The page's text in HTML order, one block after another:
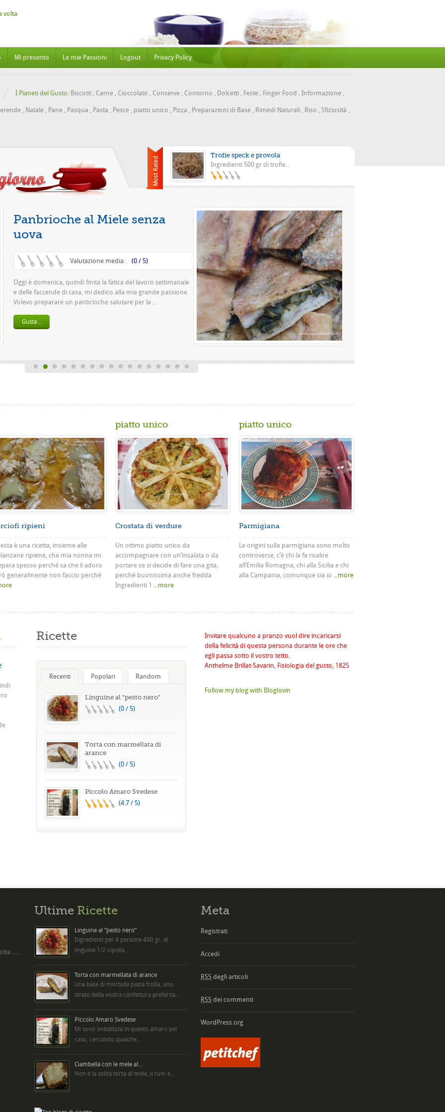
Mi presento Le mie Passioni Logout Privacy Policy
I Pianeti del Gusto: Biscotti , Carne , Cioccolato , Conserve , Contorno , Dolcetti , Feste , Finger Food , Informazione ,
, Natale , Pane , Pasqua , Pasta , Pesce , piatto unico , Pizza , Preparazioni di Base , Rimedi Naturali , Riso , Sfiziosità ,
Trofie speck e provola
Ingredienti 500 gr di trofie...
Pizza con la scarola
Valutazione media: (0 / 5)
Questa è una pizza famosissima a Napoli Ingredienti Per la
pasta 500 g di farina rimacinata a pietra 0 10 g di lievito di
birra o 150 gr. di ...
ripieni
è una ricetta, insieme alle
ripiene, che mia nonna mi
spesso perché sa che li adoro
generalmente non faccio perché
piatto unico
Crostata di verdure
Un ottimo piatto unico da
accompagnare con un’insalata o da
portare se si decide di fare una gita,
perché buonissima anche fredda
Ingredienti 1 ...more
piatto unico
Parmigiana
Le origini sulla parmigiana sono molto
controverse, c’è chi la fa risalire
all’Emilia Romagna, chi alla Sicilia e chi
alla Campania, comunque sia io ...more
Ricette
Recenti Popolari Random
Linguine al “pesto nero”
(0 / 5)
Torta con marmellata di
arance
(0 / 5)
Piccolo Amaro Svedese
(4.7 / 5)
Invitare qualcuno a pranzo vuol dire incaricarsi
della felicità di questa persona durante le ore che
egli passa sotto il vostro tetto.
Anthelme Brillat-Savarin, Fisiologia del gusto, 1825
Follow my blog with Bloglovin
Ultime Ricette
Linguine al “pesto nero”
Ingredienti per 4 persone 400 gr. di
linguine 1/2 cipolla...
Torta con marmellata di arance
Una base di morbida pasta frolla, uno
strato della vostra confettura preferita...
Piccolo Amaro Svedese
Mi sono imbattuta in questo amaro per
caso, cercando qualche...
Ciambella con le mele al...
Non è la solita torta di mele, il rum e...
Meta
Registrati
Accedi
RSS degli articoli
RSS dei commenti
WordPress.org